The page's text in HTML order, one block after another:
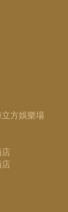
方娛樂場